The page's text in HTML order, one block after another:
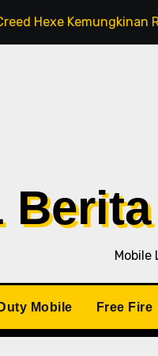
Rilis Lebih Lama
Mobile
Mobile Free Fire